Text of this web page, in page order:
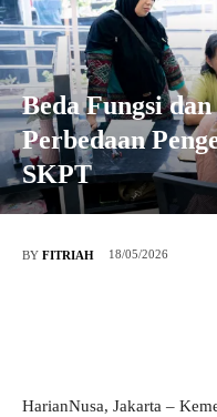
Beda Fungsi
Perbedaan
SKPT
BY FITRIAH 18/05/2026
HarianNusa, Jakarta –